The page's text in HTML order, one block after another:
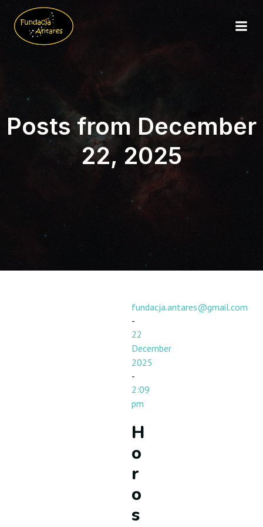
Posts from December
22, 2025
fundacja.antares@gmail.com
-
22
December
2025
-
2:09
pm
H
o
r
o
s